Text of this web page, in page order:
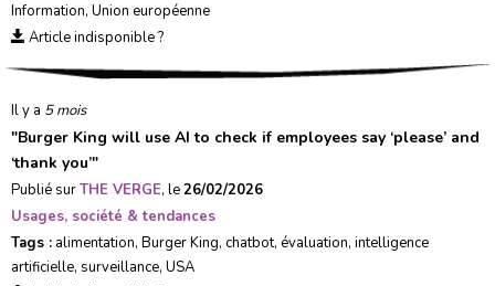
Information, Union européenne
Article indisponible ?
Il y a 5 mois
"Burger King will use AI to check if employees say ‘please’ and
‘thank you’"
Publié surTHE VERGE, le26/02/2026
Usages, société & tendances
Tags : alimentation, Burger King, chatbot, évaluation, intelligence
artificielle, surveillance, USA